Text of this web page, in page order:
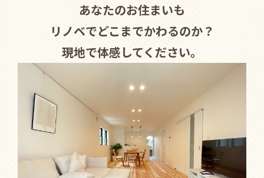
あなたのお住まいも
リノベでどこまでかわるのか？
現地で体感してください。